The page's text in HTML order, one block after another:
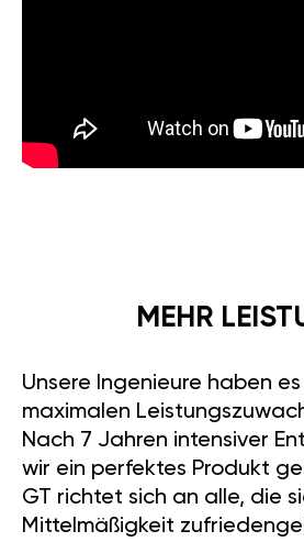
MEHR
Unsere Ingenieure haben
maximalen
Nach 7 Jahren intensiver
wir ein perfektes Produkt
GT richtet sich an alle, die
Mittelmäßigkeit